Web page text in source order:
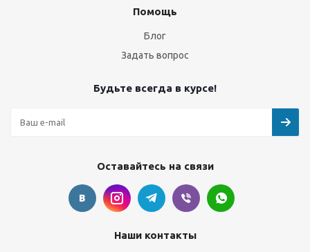
Помощь
Блог
Задать вопрос
Будьте всегда в курсе!
Оставайтесь на связи
Наши контакты